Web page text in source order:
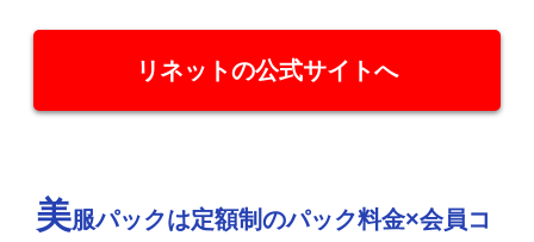
リネットの公式サイトへ
美服パックは定額制のパック料金×会員コ